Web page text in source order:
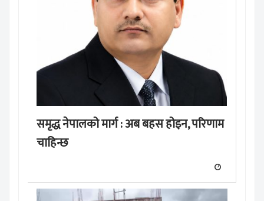
समृद्ध नेपालको मार्ग : अब बहस होइन, परिणाम
चाहिन्छ